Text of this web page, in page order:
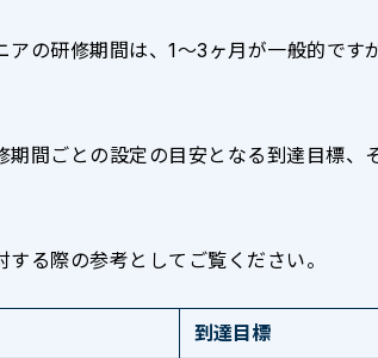
アの研修期間は、1〜3ヶ月が一般的で
期間ごとの設定の目安となる到達目標、
する際の参考としてご覧ください。
到達目標